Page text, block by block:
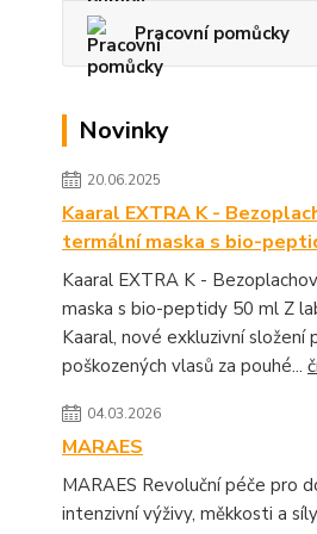
Pracovní pomůcky
Novinky
20.06.2025
Kaaral EXTRA K -
termální maska s bio-
Kaaral EXTRA K -
maska s bio-peptidy 50 ml Z
Kaaral, nové exkluzivní složení
poškozených vlasů za pouhé...
04.03.2026
MARAES
MARAES Revoluční péče pro
intenzivní výživy, měkkosti a